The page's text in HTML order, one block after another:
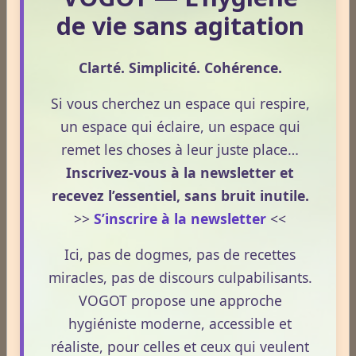
Témoignages
Témoignages
Derniers billets
Réharmonisation corporelle hygiéniste.
La Réharmonisation corporelle hygiéniste désigne un
processus naturel, progressif et non thérapeutique
par lequel le corps retrouve un fonctionnement plus
fluide, plus cohérent et plus équilibré grâce à une
hygiène de vie adaptée.
Lire la suite
de vie sans agitation
Clarté. Simplicité. Cohérence.
Si vous cherchez un espace qui respire,
un espace qui éclaire, un espace qui
remet les choses à leur juste place…
Inscrivez-vous à la newsletter et
recevez l’essentiel, sans bruit inutile.
>> S’inscrire à la newsletter <<
Ici, pas de dogmes, pas de recettes
miracles, pas de discours culpabilisants.
VOGOT propose une approche
hygiéniste moderne, accessible et
réaliste, pour celles et ceux qui veulent